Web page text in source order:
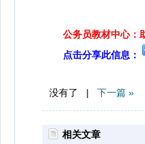
公务员教材中心：
点击分享此信息：
没有了 | 下一篇 »
相关文章